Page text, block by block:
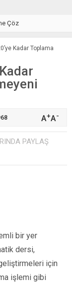
Çöz
Kadar Toplama
A+A-
PAYLAŞ
bir yer
dersi,
için
işlemi gibi